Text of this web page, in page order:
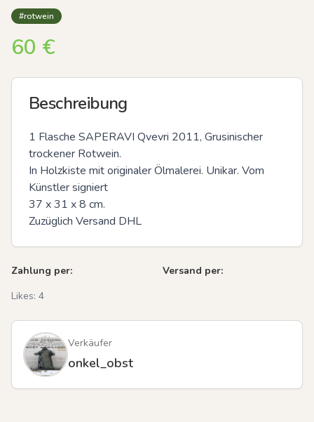
#rotwein
60 €
Beschreibung
1 Flasche SAPERAVI Qvevri 2011, Grusinischer
trockener Rotwein.
In Holzkiste mit originaler Ölmalerei. Unikar. Vom
Künstler signiert
37 x 31 x 8 cm.
Zuzüglich Versand DHL
Zahlung per:
Versand per:
Likes: 4
Verkäufer
onkel_obst